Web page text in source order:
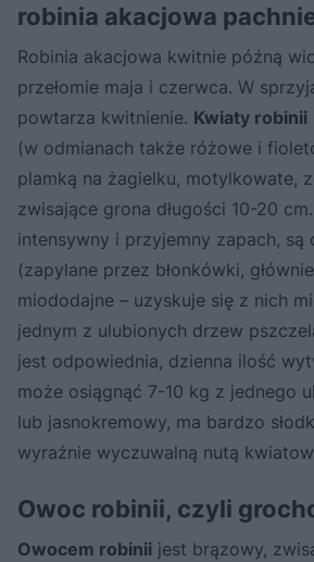
robinia akacjowa
Robinia akacjowa kwitnie późną
przełomie maja i czerwca. W
powtarza kwitnienie. Kwiaty robinii
(w odmianach także różowe i
plamką na żagielku, motylkowate,
zwisające grona długości 10-20
intensywny i przyjemny zapach, są
(zapylane przez błonkówki,
miododajne – uzyskuje się z nich
jednym z ulubionych drzew
jest odpowiednia, dzienna ilość
może osiągnąć 7-10 kg z jednego
lub jasnokremowy, ma bardzo
wyraźnie wyczuwalną nutą
Owoc robinii, czyli
Owocem robinii jest brązowy,